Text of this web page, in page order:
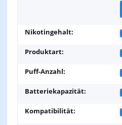
Nikotingehalt:
Produktart:
Puff-Anzahl:
Batteriekapazität:
Kompatibilität: